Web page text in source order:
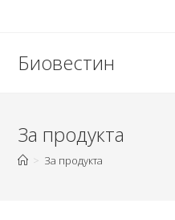
Биовестин
За продукта
> За продукта